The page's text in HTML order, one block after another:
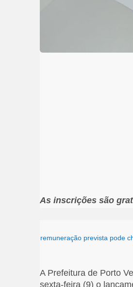
As inscrições são
remuneração prevista pode
A Prefeitura de Porto
sexta-feira (9) o